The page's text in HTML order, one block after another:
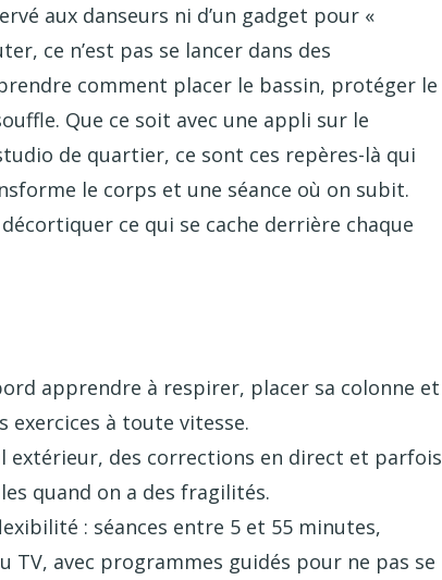
aux danseurs ni d’un gadget pour «
ce n’est pas se lancer dans des
comment placer le bassin, protéger le
Que ce soit avec une appli sur le
de quartier, ce sont ces repères-là qui
le corps et une séance où on subit.
ce qui se cache derrière chaque
apprendre à respirer, placer sa colonne et
exercices à toute vitesse.
des corrections en direct et parfois
quand on a des fragilités.
: séances entre 5 et 55 minutes,
avec programmes guidés pour ne pas se